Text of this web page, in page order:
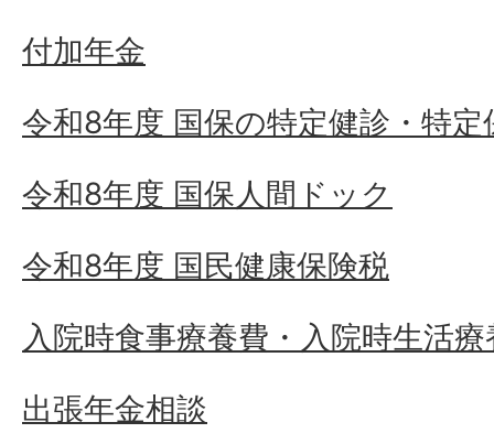
付加年金
令和8年度 国保の特定健診・特定
令和8年度 国保人間ドック
令和8年度 国民健康保険税
入院時食事療養費・入院時生活療
出張年金相談